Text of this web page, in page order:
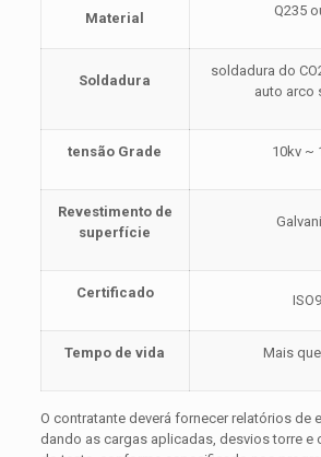
Material Q235
Soldadura
soldadura do
auto arco
tensão Grade 10kv ~
Revestimento de
superfície
Certificado
Tempo de vida Mais
O contratante deverá fornecer relatórios de
dando as cargas aplicadas, desvios torre e